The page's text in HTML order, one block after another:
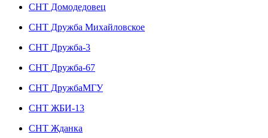
СНТ Домодедовец
СНТ Дружба Михайловское
СНТ Дружба-3
СНТ Дружба-67
СНТ ДружбаМГУ
СНТ ЖБИ-13
СНТ Жданка